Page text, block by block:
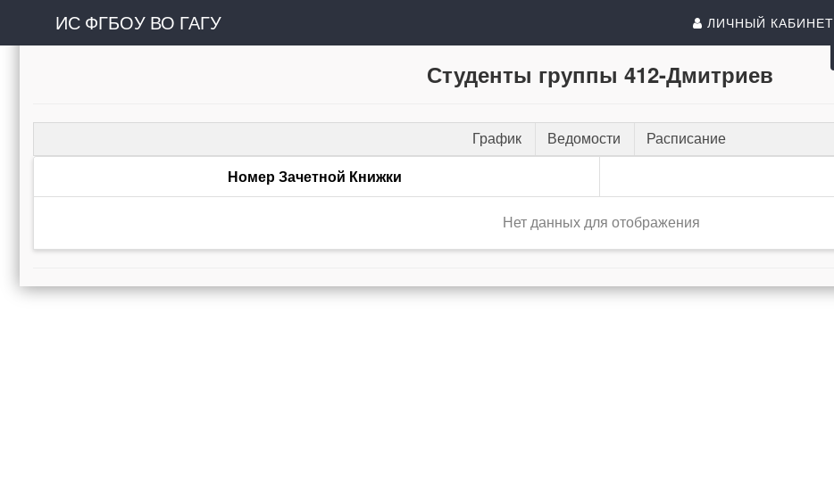
ИС ФГБОУ ВО ГАГУ ЛИЧНЫЙ КАБИНЕТ
Студенты группы 412-Дмитриев
График Ведомости Расписание
Номер Зачетной Книжки
Нет данных для отображения